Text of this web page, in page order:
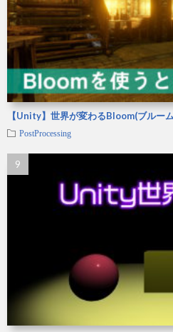
【Unity】世界が変わるBloom(ブルー
PostProcessing